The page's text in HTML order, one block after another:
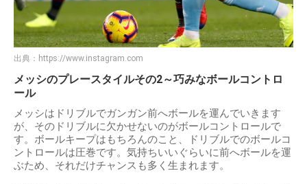
出典： https://www.instagram.com
メッシのプレースタイルその2～巧みなボールコントロ
ール
メッシはドリブルでガンガン前へボールを運んでいきます
が、そのドリブルに欠かせないのがボールコントロールで
す。ボールキープはもちろんのこと、ドリブルでのボールコ
ントロールは圧巻です。気持ちいいぐらいに前へボールを運
ぶため、それだけチャンスも多く生まれます。